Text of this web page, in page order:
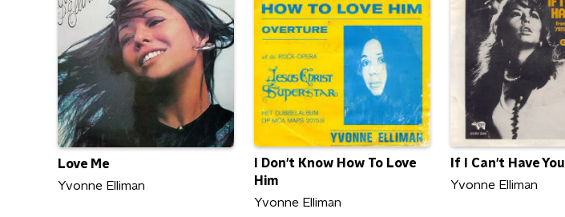
Love Me
Yvonne Elliman
I Don't Know How To Love
Him
Yvonne Elliman
If I Can't Have You
Yvonne Elliman